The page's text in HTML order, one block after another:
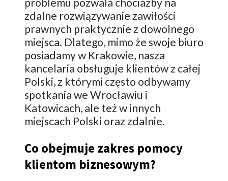
zdalne rozwiązywanie zawiłości
prawnych praktycznie z dowolnego
miejsca. Dlatego, mimo że swoje biuro
posiadamy w Krakowie, nasza
kancelaria obsługuje klientów z całej
Polski, z którymi często odbywamy
spotkania we Wrocławiu i
Katowicach, ale też w innych
miejscach Polski oraz zdalnie.
Co obejmuje zakres pomocy
klientom biznesowym?